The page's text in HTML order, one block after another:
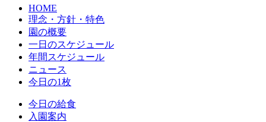
HOME
理念・方針・特色
園の概要
一日のスケジュール
年間スケジュール
ニュース
今日の1枚
今日の給食
入園案内